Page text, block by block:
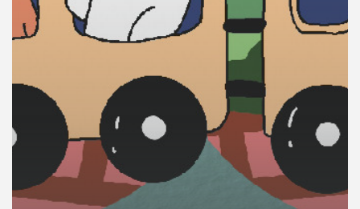
เพลง
ข่าว
กิจกรรม